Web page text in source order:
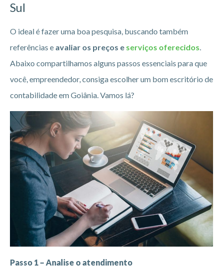
Sul
O ideal é fazer uma boa pesquisa, buscando também
referências e avaliar os preços e serviços oferecidos.
Abaixo compartilhamos alguns passos essenciais para que
você, empreendedor, consiga escolher um bom escritório de
contabilidade em Goiânia. Vamos lá?
Passo 1 – Analise o atendimento